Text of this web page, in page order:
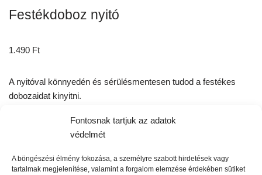
Fontosnak tartjuk az adatok
védelmét
A böngészési élmény fokozása, a személyre szabott hirdetések vagy
tartalmak megjelenítése, valamint a forgalom elemzése érdekében sütiket
Festékdoboz nyitó
1.490 Ft
A nyitóval könnyedén és sérülésmentesen tudod a festékes
dobozaidat kinyitni.
Mindegyik kiszereléshez használható.
6 készleten